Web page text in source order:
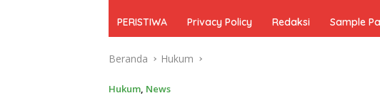
PERISTIWA Privacy Policy Redaksi Sample
Beranda Hukum
Hukum, News